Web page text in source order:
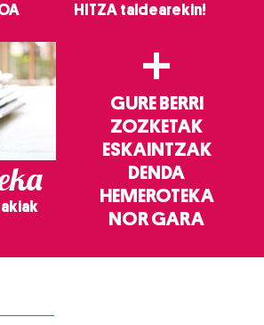
HITZA taldearekin!
+
GURE BERRI
ZOZKETAK
ESKAINTZAK
DENDA
HEMEROTEKA
NOR GARA